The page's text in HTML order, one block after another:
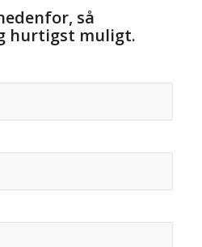
så
hurtigst muligt.